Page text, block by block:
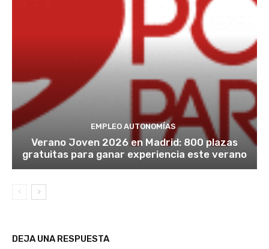
EMPLEO AUTONOMÍAS
Verano Joven 2026 en Madrid: 800 plazas
gratuitas para ganar experiencia este verano
DEJA UNA RESPUESTA